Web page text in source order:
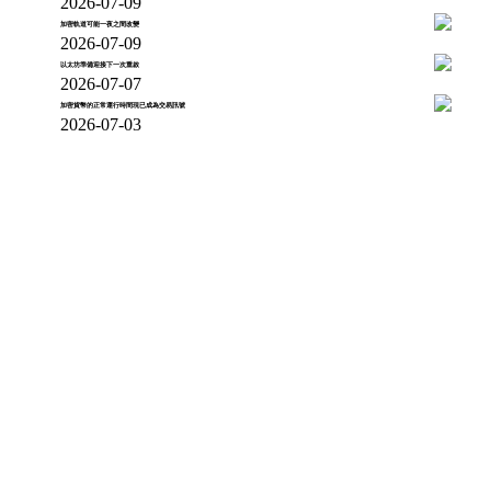
加密軌道可能一夜之間改變
2026-07-09
以太坊準備迎接下一次重啟
2026-07-07
加密貨幣的正常運行時間現已成為交易訊號
2026-07-03